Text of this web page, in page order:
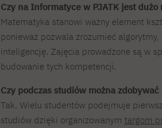
Czy na Informatyce w PJATK jest dużo
Matematyka stanowi ważny element
ponieważ pozwala zrozumieć
inteligencję. Zajęcia prowadzone są w
budowanie tych kompetencji.
Czy podczas studiów można
Tak. Wielu studentów podejmuje
studiów dzięki organizowanym targom